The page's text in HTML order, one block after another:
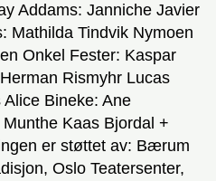
Addams: Janniche Javier
Mathilda Tindvik Nymoen
Onkel Fester: Kaspar
Rismyhr Lucas
Bineke: Ane
Kaas Bjordal +
er støttet av: Bærum
Oslo Teatersenter,